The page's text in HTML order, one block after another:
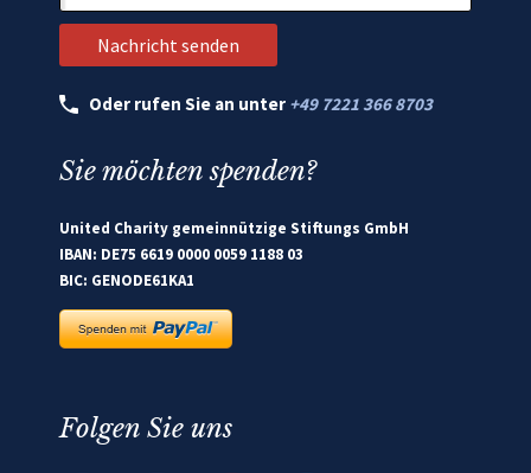
Oder rufen Sie an unter +49 7221 366 8703
Sie möchten spenden?
United Charity gemeinnützige Stiftungs GmbH
IBAN: DE75 6619 0000 0059 1188 03
BIC: GENODE61KA1
Folgen Sie uns